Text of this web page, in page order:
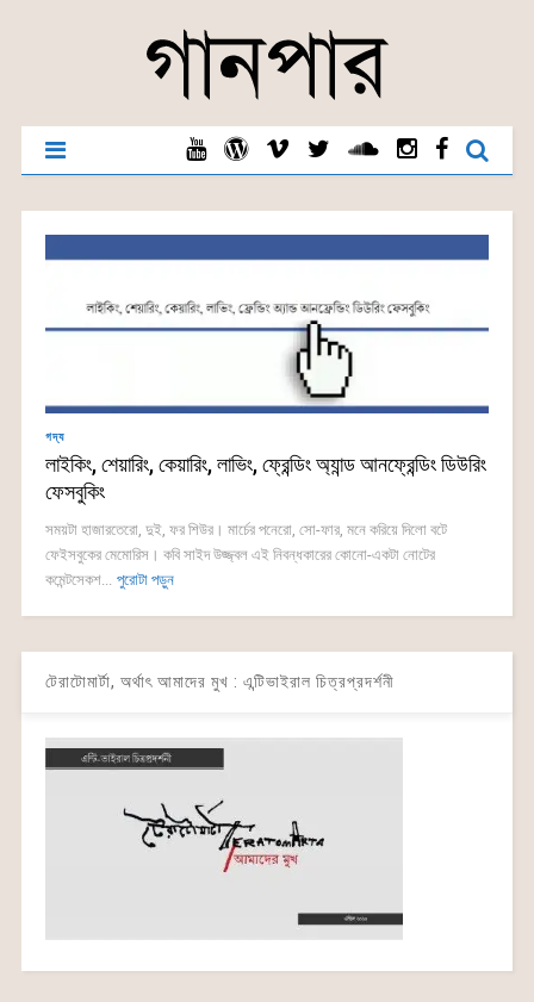
গদ্য
লাইকিং, শেয়ারিং, কেয়ারিং, লাভিং, ফ্রেন্ডিং অ্যান্ড আনফ্রেন্ডিং ডিউরিং
ফেসবুকিং
সময়টা হাজারতেরো, দুই, ফর শিউর। মার্চের পনেরো, সো-ফার, মনে করিয়ে দিলো বটে
ফেইসবুকের মেমোরিস। কবি সাইদ উজ্জ্বল এই নিবন্ধকারের কোনো-একটা নোটের
কমেন্টসেকশ... পুরোটা পড়ুন
টেরাটোমার্টা, অর্থাৎ আমাদের মুখ : এন্টিভাইরাল চিত্রপ্রদর্শনী